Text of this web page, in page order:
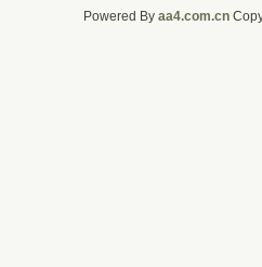
Powered By aa4.com.cn